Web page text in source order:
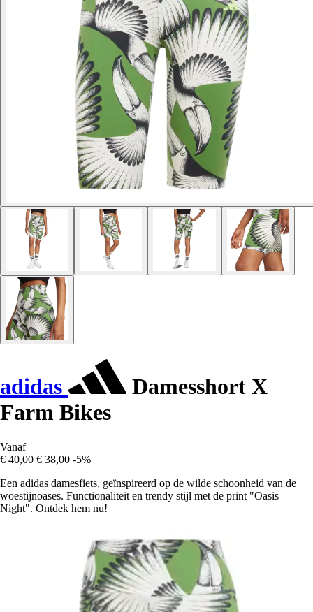
adidas
Damesshort X
Farm Bikes
Vanaf
€ 40,00 € 38,00 -5%
Een adidas damesfiets, geïnspireerd op de wilde schoonheid van de
woestijnoases. Functionaliteit en trendy stijl met de print "Oasis
Night". Ontdek hem nu!